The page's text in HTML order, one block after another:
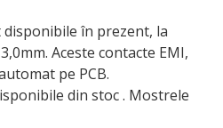
în prezent, la
Aceste contacte EMI,
pe PCB.
din stoc . Mostrele